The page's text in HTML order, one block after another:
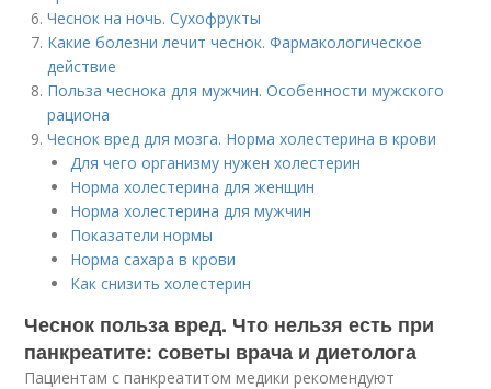
Чеснок на ночь. Сухофрукты
Какие болезни лечит чеснок. Фармакологическое
действие
Польза чеснока для мужчин. Особенности мужского
рациона
Чеснок вред для мозга. Норма холестерина в крови
Для чего организму нужен холестерин
Норма холестерина для женщин
Норма холестерина для мужчин
Показатели нормы
Норма сахара в крови
Как снизить холестерин
Чеснок польза вред. Что нельзя есть при
панкреатите: советы врача и диетолога
Пациентам с панкреатитом медики рекомендуют